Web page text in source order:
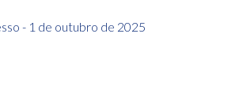
- 1 de outubro de 2025